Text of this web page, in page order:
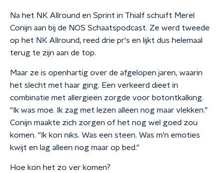
Na het NK Allround en Sprint in Thialf schuift Merel
Conijn aan bij de NOS Schaatspodcast. Ze werd tweede
op het NK Allround, reed drie pr's en lijkt dus helemaal
terug te zijn aan de top.
Maar ze is openhartig over de afgelopen jaren, waarin
het slecht met haar ging. Een verkeerd dieet in
combinatie met allergieën zorgde voor botontkalking.
“Ik was moe. Ik zag met lezen alleen nog maar vlekken.”
Conijn maakte zich zorgen of het nog wel goed zou
komen. “Ik kon niks. Was een steen. Was m'n emoties
kwijt en lag alleen nog maar op bed."
Hoe kon het zo ver komen?